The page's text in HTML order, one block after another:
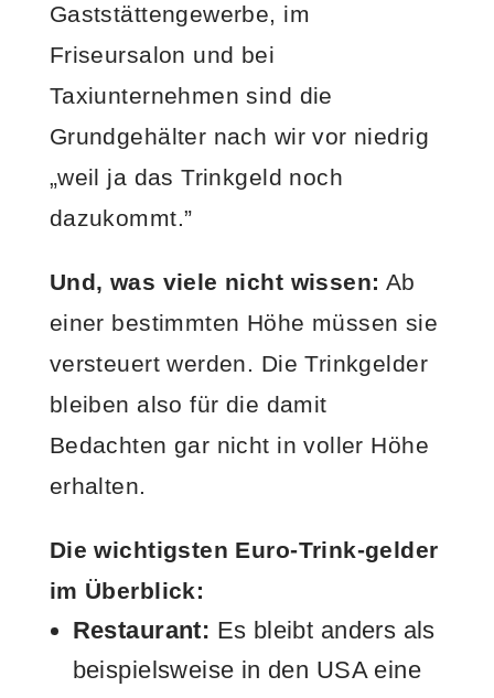
Gaststättengewerbe, im
Friseursalon und bei
Taxiunternehmen sind die
Grundgehälter nach wir vor niedrig
„weil ja das Trinkgeld noch
dazukommt.”
Und, was viele nicht wissen: Ab
einer bestimmten Höhe müssen sie
versteuert werden. Die Trinkgelder
bleiben also für die damit
Bedachten gar nicht in voller Höhe
erhalten.
Die wichtigsten Euro-Trink-gelder
im Überblick:
Restaurant: Es bleibt anders als
beispielsweise in den USA eine